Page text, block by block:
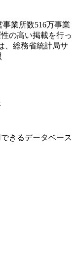
業所数516万事業
の高い掲載を行っ
、総務省統計局サ
きるデータベース